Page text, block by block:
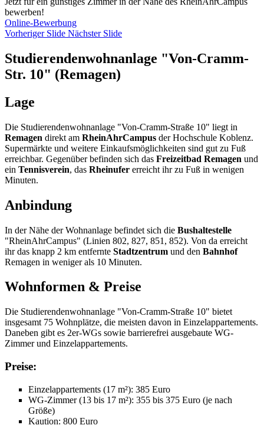
bewerben!
Online-Bewerbung
Vorheriger Slide Nächster Slide
Studierendenwohnanlage "Von-Cramm-
Str. 10" (Remagen)
Lage
Die Studierendenwohnanlage "Von-Cramm-Straße 10" liegt in
Remagen direkt am RheinAhrCampus der Hochschule Koblenz.
Supermärkte und weitere Einkaufs­möglichkeiten sind gut zu Fuß
erreichbar. Gegenüber befinden sich das Freizeitbad Remagen und
ein Tennisverein, das Rheinufer erreicht ihr zu Fuß in wenigen
Minuten.
Anbindung
In der Nähe der Wohnanlage befindet sich die Bushaltestelle
"RheinAhrCampus" (Linien 802, 827, 851, 852). Von da erreicht
ihr das knapp 2 km entfernte Stadtzentrum und den Bahnhof
Remagen in weniger als 10 Minuten.
Wohnformen & Preise
Die Studierendenwohnanlage "Von-Cramm-Straße 10" bietet
insgesamt 75 Wohnplätze, die meisten davon in Einzelappartements.
Daneben gibt es 2er-WGs sowie barrierefrei ausgebaute WG-
Zimmer und Einzelappartements.
Preise:
Einzelappartements (17 m²): 385 Euro
WG-Zimmer (13 bis 17 m²): 355 bis 375 Euro (je nach
Größe)
Kaution: 800 Euro